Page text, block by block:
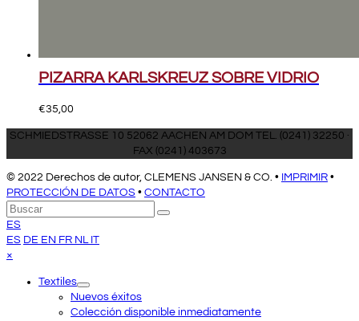
PIZARRA KARLSKREUZ SOBRE VIDRIO
€35,00
SCHMIEDSTRASSE 10 52062 AACHEN AM DOM TEL. (0241) 32250 ·
FAX (0241) 403673
© 2022 Derechos de autor, CLEMENS JANSEN & CO. • IMPRIMIR •
PROTECCIÓN DE DATOS • CONTACTO
Volver
arriba
Buscar
Enviar
ES
ES DE EN FR NL IT
×
menuTextiles
Nuevos éxitos
Colección disponible inmediatamente